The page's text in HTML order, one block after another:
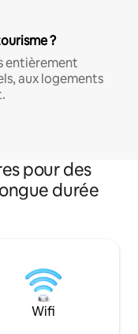
?
entièrement
aux logements
pour des
durée
Wifi